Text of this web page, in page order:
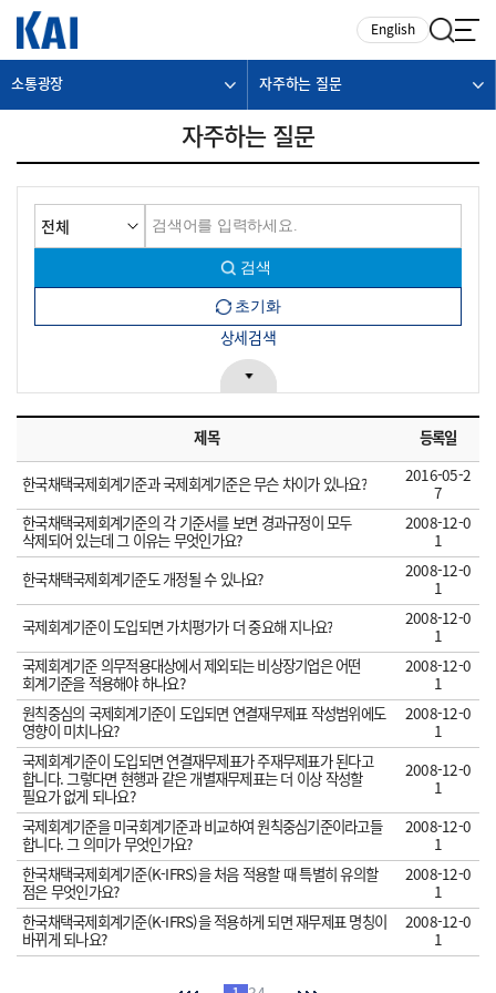
English
소통광장 자주하는 질문
자주하는 질문
상세검색
제목 등록일
한국채택국제회계기준과 국제회계기준은 무슨 차이가 있나요?
2016-05-2
7
한국채택국제회계기준의 각 기준서를 보면 경과규정이 모두
삭제되어 있는데 그 이유는 무엇인가요?
2008-12-0
1
한국채택국제회계기준도 개정될 수 있나요?
2008-12-0
1
국제회계기준이 도입되면 가치평가가 더 중요해 지나요?
2008-12-0
1
국제회계기준 의무적용대상에서 제외되는 비상장기업은 어떤
회계기준을 적용해야 하나요?
2008-12-0
1
원칙중심의 국제회계기준이 도입되면 연결재무제표 작성범위에도
영향이 미치나요?
2008-12-0
1
국제회계기준이 도입되면 연결재무제표가 주재무제표가 된다고
합니다. 그렇다면 현행과 같은 개별재무제표는 더 이상 작성할
필요가 없게 되나요?
2008-12-0
1
국제회계기준을 미국회계기준과 비교하여 원칙중심기준이라고들
합니다. 그 의미가 무엇인가요?
2008-12-0
1
한국채택국제회계기준(K-IFRS)을 처음 적용할 때 특별히 유의할
점은 무엇인가요?
2008-12-0
1
한국채택국제회계기준(K-IFRS)을 적용하게 되면 재무제표 명칭이
바뀌게 되나요?
2008-12-0
1